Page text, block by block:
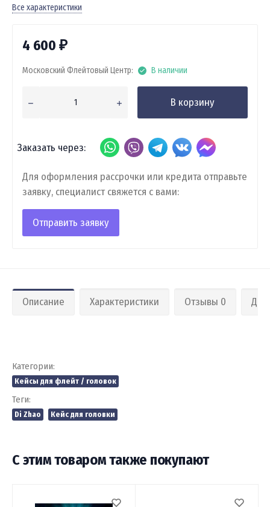
Все характеристики
4 600 ₽
Московский Флейтовый Центр: В наличии
В корзину
Заказать через:
Для оформления рассрочки или кредита отправьте
заявку, специалист свяжется с вами:
Отправить заявку
Описание Характеристики Отзывы 0
Категории:
Кейсы для флейт / головок
Теги:
Di Zhao Кейс для головки
С этим товаром также покупают